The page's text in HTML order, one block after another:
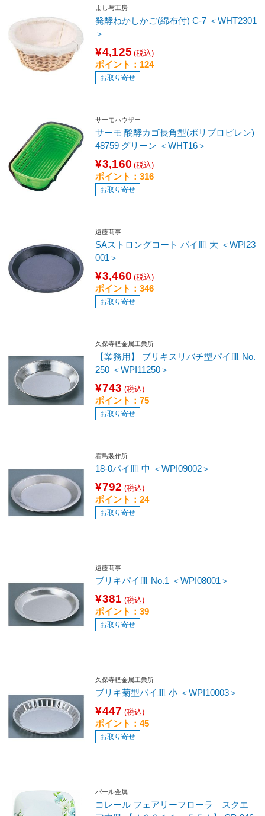
よし与工房
発酵ねかしかご(綿布付) C-7 ＜WHT2301
＞
¥4,125 (税込)
ポイント：124
お取り寄せ
サーモハウザー
サーモ 醗酵カゴ長角型(ポリプロピレン)
48759 グリーン ＜WHT16＞
¥3,160 (税込)
ポイント：316
お取り寄せ
遠藤商事
SAストロングコート パイ皿 大 ＜WPI23
001＞
¥3,460 (税込)
ポイント：346
お取り寄せ
久保寺軽金属工業所
【業務用】 ブリキスリバチ型パイ皿 No.
250 ＜WPI11250＞
¥743 (税込)
ポイント：75
お取り寄せ
霜鳥製作所
18-0パイ皿 中 ＜WPI09002＞
¥792 (税込)
ポイント：24
お取り寄せ
遠藤商事
ブリキパイ皿 No.1 ＜WPI08001＞
¥381 (税込)
ポイント：39
お取り寄せ
久保寺軽金属工業所
ブリキ菊型パイ皿 小 ＜WPI10003＞
¥447 (税込)
ポイント：45
お取り寄せ
パール金属
コレール フェアリーフローラ スクエ